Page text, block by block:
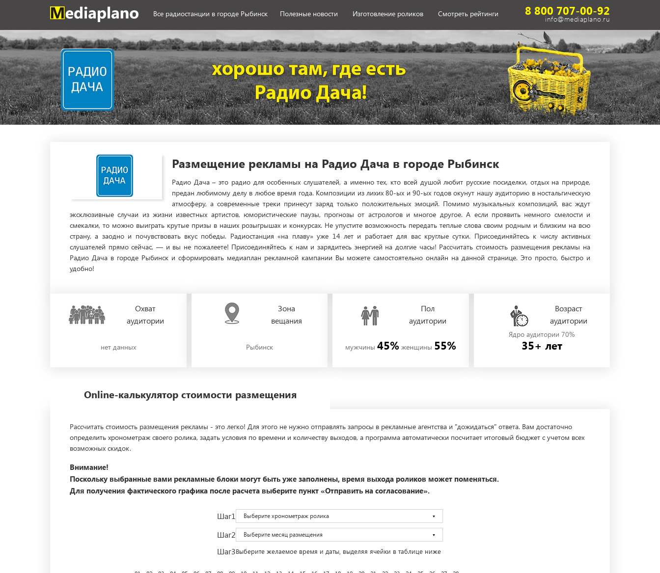
Все радиостанции в городе Рыбинск Полезные новости Изготовление роликов Смотреть рейтинги 8 800 707-00-92
info@mediaplano.ru
Размещение рекламы на Радио Дача в городе Рыбинск
Радио Дача – это радио для особенных слушателей, а именно тех, кто всей душой любит русские посиделки, отдых на природе,
предан любимому делу в любое время года. Композиции из лихих 80-ых и 90-ых годов окунут нашу аудиторию в ностальгическую
атмосферу, а современные треки принесут заряд только положительных эмоций. Помимо музыкальных композиций, вас ждут
эксклюзивные случаи из жизни известных артистов, юмористические паузы, прогнозы от астрологов и многое другое. А если проявить немного смелости и
смекалки, то можно выиграть крутые призы в наших розыгрышах и конкурсах. Не упустите возможность передать теплые слова своим родным и близким на всю
страну, а заодно и почувствовать вкус победы. Радиостанция «на плаву» уже 14 лет и работает для вас круглые сутки. Присоединяйтесь к числу активных
слушателей прямо сейчас, — и вы не пожалеете! Присоединяйтесь к нам и зарядитесь энергией на долгие часы! Рассчитать стоимость размещения рекламы на
Радио Дача в городе Рыбинск и сформировать медиаплан рекламной кампании Вы можете самостоятельно онлайн на данной странице. Это просто, быстро и
удобно!
Охват
аудитории
нет данных
Зона
вещания
Рыбинск
Пол
аудитории
мужчины 45% женщины 55%
Возраст
аудитории
Ядро аудитории 70%
35+ лет
Online-калькулятор стоимости размещения
Рассчитать стоимость размещения рекламы - это легко! Для этого не нужно отправлять запросы в рекламные агентства и "дожидаться" ответа. Вам достаточно
определить хронометраж своего ролика, задать условия по времени и количеству выходов, а программа автоматически посчитает итоговый бюджет с учетом всех
возможных скидок.
Внимание!
Поскольку выбранные вами рекламные блоки могут быть уже заполнены, время выхода роликов может поменяться.
Для получения фактического графика после расчета выберите пункт «Отправить на согласование».
Шаг1 Выберите хронометраж ролика
Шаг2 Выберите месяц размещения
Шаг3Выберите желаемое время и даты, выделяя ячейки в таблице ниже